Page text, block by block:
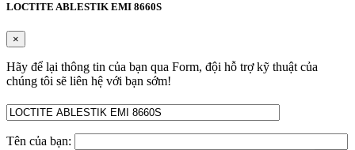
LOCTITE ABLESTIK EMI 8660S
×
Hãy để lại thông tin của bạn qua Form, đội hỗ trợ kỹ thuật của
chúng tôi sẽ liên hệ với bạn sớm!
Tên của bạn: